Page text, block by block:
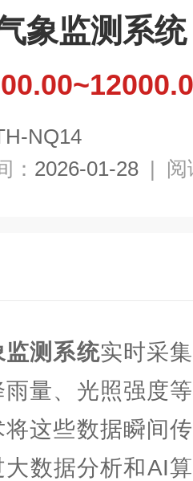
象监测系统
NQ14
： 2026-01-28 | 阅
测系统实时采
雨量、光照强度
这些数据瞬间
数据分析和AI